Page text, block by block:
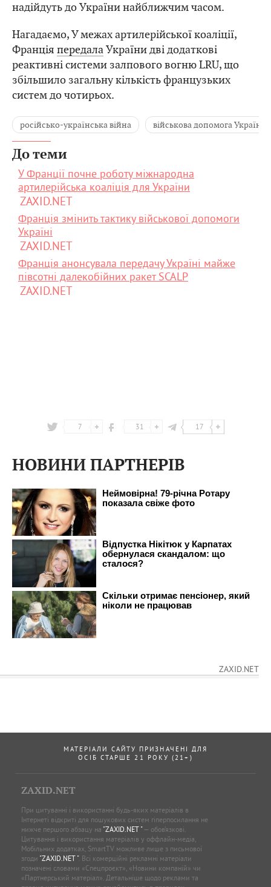
надійдуть до України найближчим часом.
Нагадаємо, У межах артилерійської коаліції,
Франція передалаУкраїни дві додаткові
реактивні системи залпового вогню LRU, що
збільшило загальну кількість французьких
систем до чотирьох.
російсько-українська війна військова допомога Україні
До теми
У Франції почне роботу міжнародна
артилерійська коаліція для України
ZAXID.NET
Франція змінить тактику військової допомоги
Україні
ZAXID.NET
Франція анонсувала передачу Україні майже
півсотні далекобійних ракет SCALP
ZAXID.NET
7 31 17
НОВИНИ ПАРТНЕРІВ
ZAXID.NET
МАТЕРІАЛИ САЙТУ ПРИЗНАЧЕНІ ДЛЯ
ОСІБ СТАРШЕ 21 РОКУ (21+)
ZAXID.NET
При цитуванні і використанні будь-яких матеріалів в
Інтернеті відкриті для пошукових систем гіперпосилання не
нижче першого абзацу на "ZAXID.NET "— обов’язкові.
Цитування і використання матеріалів у оффлайн-медіа,
Мобільних додатках, SmartTV можливе лише з письмової
згоди "ZAXID.NET ". Всі комерційні рекламні матеріали
позначені словами «Спецпроєкт», «Новини компаній» чи
«Партнерський матеріал». Детальніше щодо реклами та